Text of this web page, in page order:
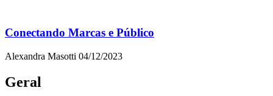
Conectando Marcas e Público
Alexandra Masotti 04/12/2023
Geral